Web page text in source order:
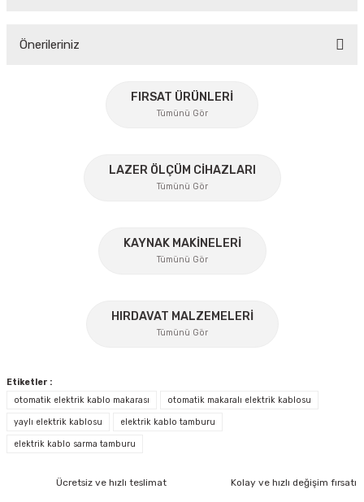
Önerileriniz
konularda yetersiz gördüğünüz noktaları öneri formunu
kullanarak tarafımıza iletebilirsiniz.
Ürün resmi kalitesiz, bozuk veya görüntülenemiyor.
Ürün açıklamasında eksik bilgiler bulunuyor.
Ürün fiyatı diğer sitelerden daha pahalı.
Bu ürüne benzer farklı alternatifler olmalı.
FIRSAT ÜRÜNLERİ
Tümünü Gör
İzeltaş 1613 06 4020 Cırcırlı Tork Anahtarı 1/2'' 40-200 Nm
LAZER ÖLÇÜM CİHAZLARI
Tümünü Gör
KAYNAK MAKİNELERİ
Tümünü Gör
HIRDAVAT MALZEMELERİ
Tümünü Gör
Etiketler :
otomatik elektrik kablo makarası
otomatik makaralı elektrik kablosu
yaylı elektrik kablosu elektrik kablo tamburu
elektrik kablo sarma tamburu
Ücretsiz ve hızlı teslimat Kolay ve hızlı değişim fırsatı